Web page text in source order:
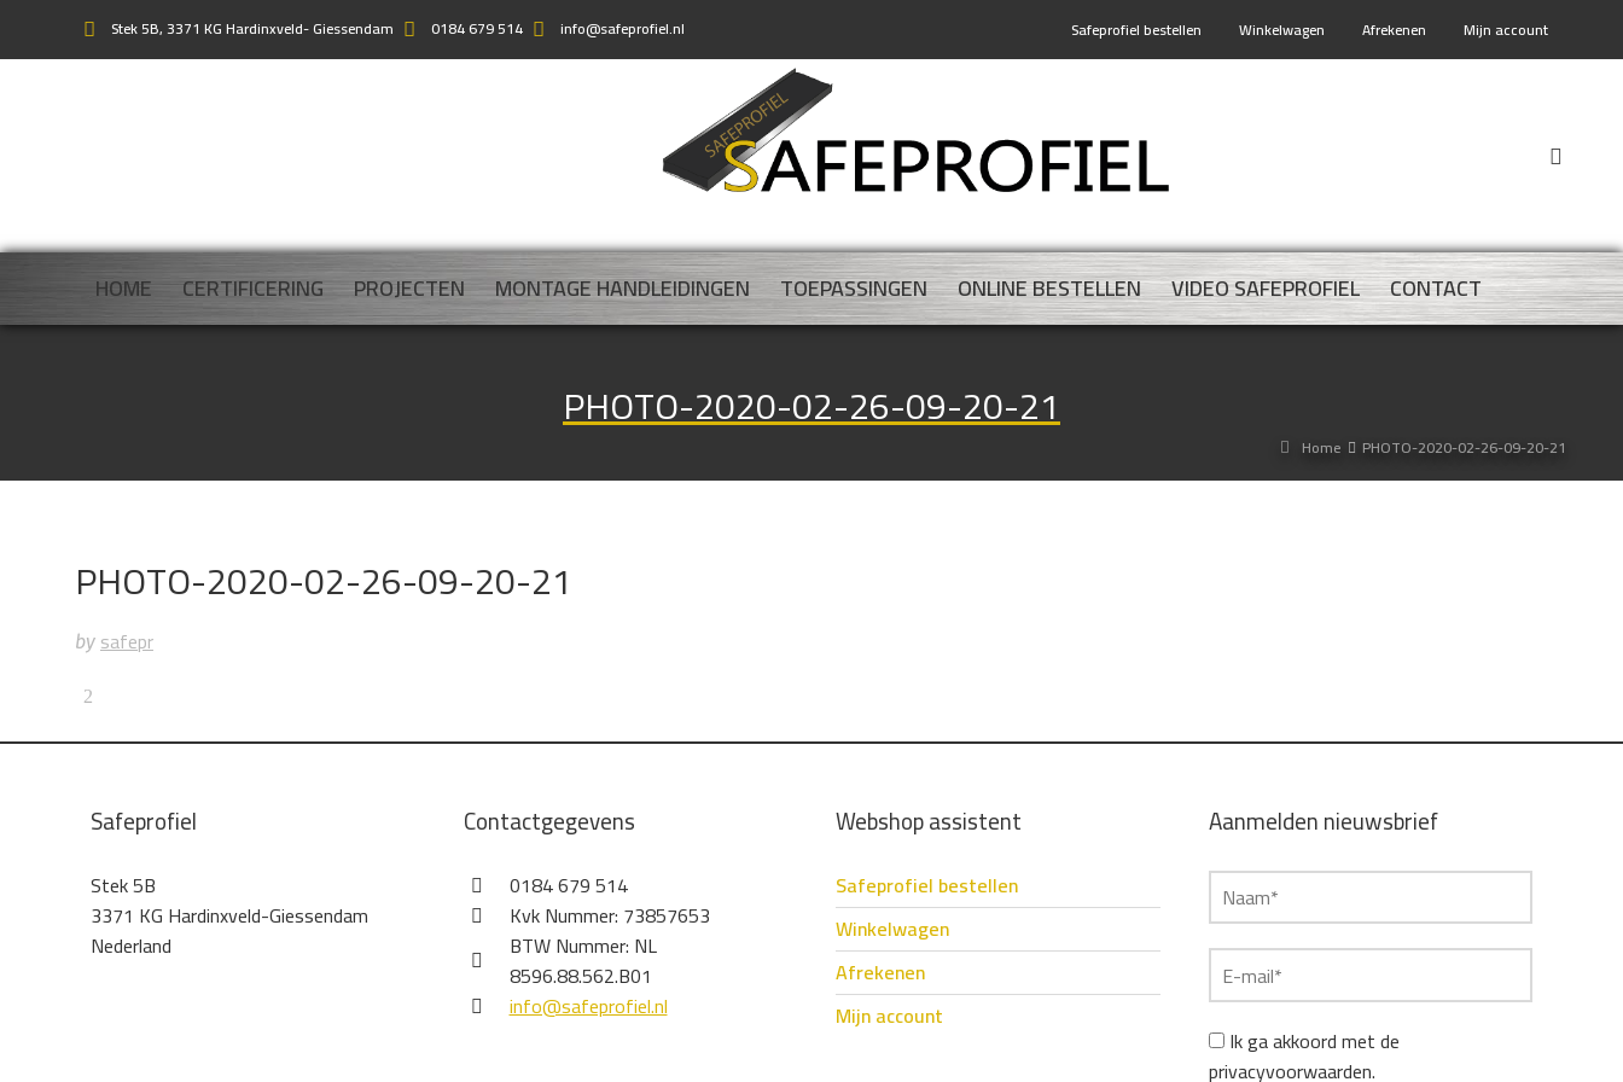
Stek 5B, 3371 KG Hardinxveld- Giessendam 0184 679 514 info@safeprofiel.nl Safeprofiel bestellen Winkelwagen Afrekenen Mijn account
HOME CERTIFICERING PROJECTEN MONTAGE HANDLEIDINGEN TOEPASSINGEN ONLINE BESTELLEN VIDEO SAFEPROFIEL CONTACT
PHOTO-2020-02-26-09-20-21
Home PHOTO-2020-02-26-09-20-21
PHOTO-2020-02-26-09-20-21
by safepr
Safeprofiel
Stek 5B
3371 KG Hardinxveld-Giessendam
Nederland
Contactgegevens
0184 679 514
Kvk Nummer: 73857653
BTW Nummer: NL
8596.88.562.B01
info@safeprofiel.nl
Webshop assistent
Safeprofiel bestellen
Winkelwagen
Afrekenen
Mijn account
Aanmelden nieuwsbrief
Ik ga akkoord met de
privacyvoorwaarden.